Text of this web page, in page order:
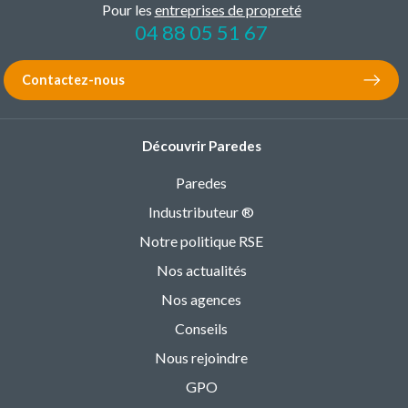
Pour les entreprises de propreté
04 88 05 51 67
Contactez-nous
Découvrir Paredes
Paredes
Industributeur ®
Notre politique RSE
Nos actualités
Nos agences
Conseils
Nous rejoindre
GPO